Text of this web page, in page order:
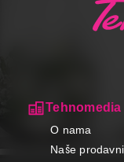
Tehnomedia
O nama
Naše